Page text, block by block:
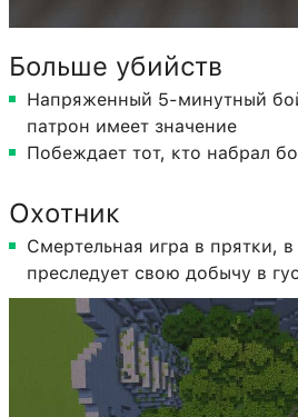
Больше убийств
Напряженный 5-минутный
патрон имеет значение
Побеждает тот, кто набрал
Охотник
Смертельная игра в прятки,
преследует свою добычу в